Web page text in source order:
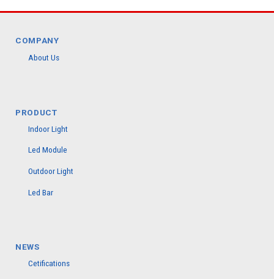
COMPANY
About Us
PRODUCT
Indoor Light
Led Module
Outdoor Light
Led Bar
NEWS
Cetifications